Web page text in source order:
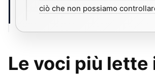
ciò che non possiamo
Le voci più lette